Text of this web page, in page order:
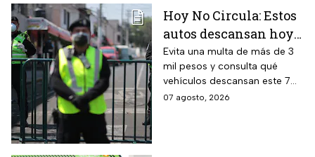
Hoy No Circula: Estos
autos descansan hoy
viernes 7 de agosto en
CDMX y EDOMEX
Evita una multa de más de 3
mil pesos y consulta qué
vehículos descansan este 7
de agosto, los horarios del
07 agosto, 2026